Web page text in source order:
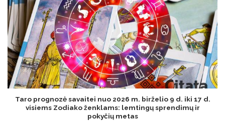
Taro prognozė savaitei nuo 2026 m. birželio 9 d. iki 17 d.
visiems Zodiako ženklams: lemtingų sprendimų ir
pokyčių metas